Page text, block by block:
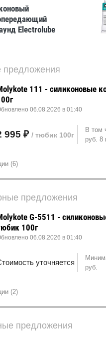
Electrolube
предложения
111 - силиконовые
06.08.2026 в 01:40
995 ₽/ тюбик 100г
В том
руб. 8
(6)
предложения
G-5511 -
100г
06.08.2026 в 01:40
уточняется
руб.
(2)
предложения